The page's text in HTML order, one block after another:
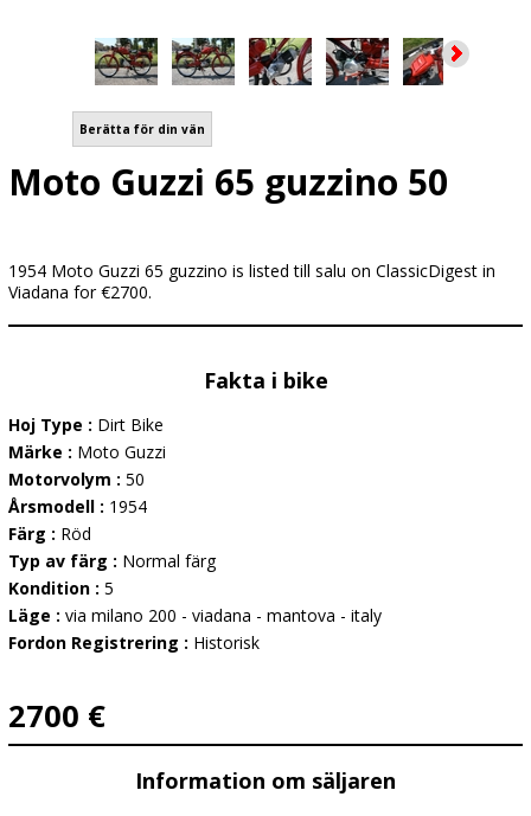
Berätta för din vän
Moto Guzzi 65 guzzino 50
1954 Moto Guzzi 65 guzzino is listed till salu on ClassicDigest in
Viadana for €2700.
Fakta i bike
Hoj Type : Dirt Bike
Märke : Moto Guzzi
Motorvolym : 50
Årsmodell : 1954
Färg : Röd
Typ av färg : Normal färg
Kondition : 5
Läge : via milano 200 - viadana - mantova - italy
Fordon Registrering : Historisk
2700 €
Information om säljaren